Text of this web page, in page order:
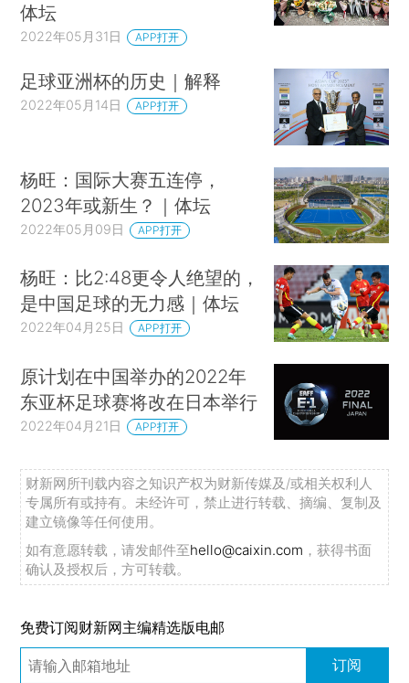
体坛
2022年05月31日 APP打开
足球亚洲杯的历史｜解释
2022年05月14日 APP打开
杨旺：国际大赛五连停，
2023年或新生？｜体坛
2022年05月09日 APP打开
杨旺：比2:48更令人绝望的，
是中国足球的无力感｜体坛
2022年04月25日 APP打开
原计划在中国举办的2022年
东亚杯足球赛将改在日本举行
2022年04月21日 APP打开
财新网所刊载内容之知识产权为财新传媒及/或相关权利人
专属所有或持有。未经许可，禁止进行转载、摘编、复制及
建立镜像等任何使用。
如有意愿转载，请发邮件至hello@caixin.com ，获得书面
确认及授权后，方可转载。
免费订阅财新网主编精选版电邮
订阅